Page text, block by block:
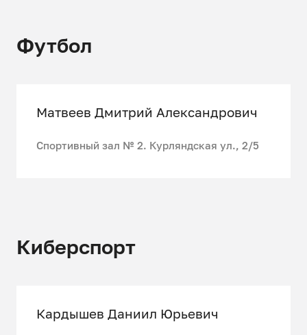
Футбол
Матвеев Дмитрий Александрович
Спортивный зал № 2. Курляндская ул., 2/5
Киберспорт
Кардышев Даниил Юрьевич